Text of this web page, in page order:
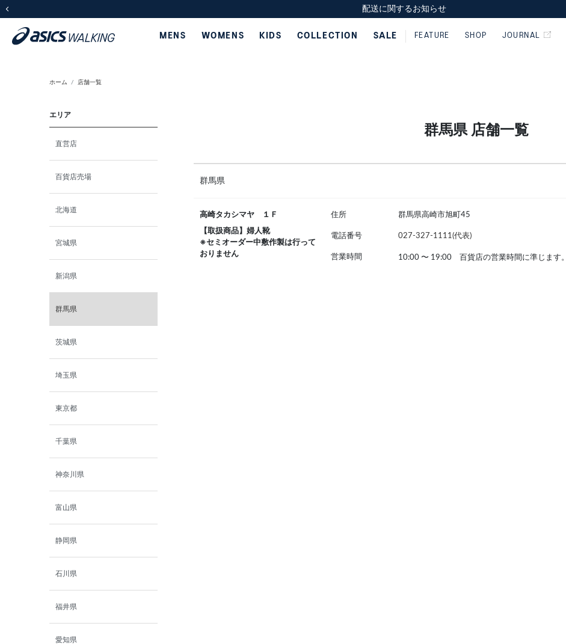
スクスク（SUKU2）価格改定のお知らせ
配送に関するお知らせ
スクスク（SUKU2）価格改定のお知らせ
配送に関するお知らせ
MENS WOMENS KIDS COLLECTION SALE FEATURE SHOP JOURNAL
ホーム 店舗一覧
エリア
直営店
百貨店売場
北海道
宮城県
新潟県
群馬県
茨城県
埼玉県
東京都
千葉県
神奈川県
富山県
静岡県
石川県
福井県
愛知県
群馬県 店舗一覧
群馬県
高崎タカシマヤ １Ｆ
【取扱商品】婦人靴
※セミオーダー中敷作製は行って
おりません
住所 群馬県高崎市旭町45
電話番号 027-327-1111(代表)
営業時間 10:00 〜 19:00 百貨店の営業時間に準じます。